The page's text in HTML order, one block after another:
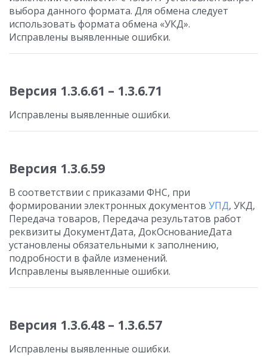
выбора данного формата. Для обмена следует
использовать формата обмена «УКД».
Исправлены выявленные ошибки.
Версия 1.3.6.61 – 1.3.6.71
Исправлены выявленные ошибки.
Версия 1.3.6.59
В соответствии с приказами ФНС, при
формировании электронных документов УПД, УКД,
Передача товаров, Передача результатов работ
реквизиты ДокументДата, ДокОснованиеДата
установлены обязательными к заполнению,
подробности в файле изменений.
Исправлены выявленные ошибки.
Версия 1.3.6.48 – 1.3.6.57
Исправлены выявленные ошибки.